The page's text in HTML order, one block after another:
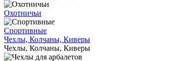
Охотничьи
Спортивные
Чехлы, Колчаны, Киверы
Чехлы, Колчаны, Киверы